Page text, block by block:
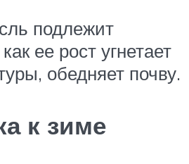
подлежит
ее рост угнетает
обедняет почву.
к зиме